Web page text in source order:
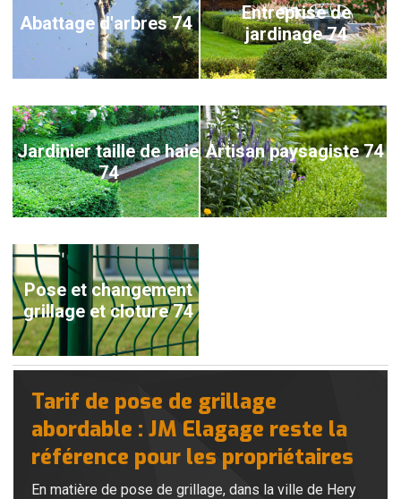
Abattage d'arbres 74
Entreprise de
jardinage 74
Jardinier taille de haie
74
Artisan paysagiste 74
Pose et changement
grillage et cloture 74
Tarif de pose de grillage
abordable : JM Elagage reste la
référence pour les propriétaires
En matière de pose de grillage, dans la ville de Hery